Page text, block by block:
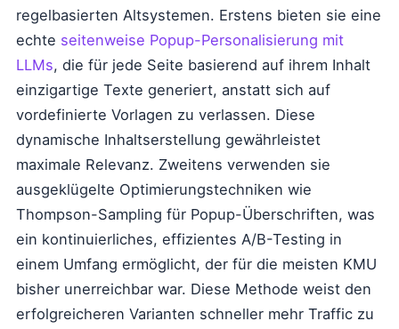
regelbasierten Altsystemen. Erstens bieten sie eine
echte seitenweise Popup-Personalisierung mit
LLMs, die für jede Seite basierend auf ihrem Inhalt
einzigartige Texte generiert, anstatt sich auf
vordefinierte Vorlagen zu verlassen. Diese
dynamische Inhaltserstellung gewährleistet
maximale Relevanz. Zweitens verwenden sie
ausgeklügelte Optimierungstechniken wie
Thompson-Sampling für Popup-Überschriften, was
ein kontinuierliches, effizientes A/B-Testing in
einem Umfang ermöglicht, der für die meisten KMU
bisher unerreichbar war. Diese Methode weist den
erfolgreicheren Varianten schneller mehr Traffic zu